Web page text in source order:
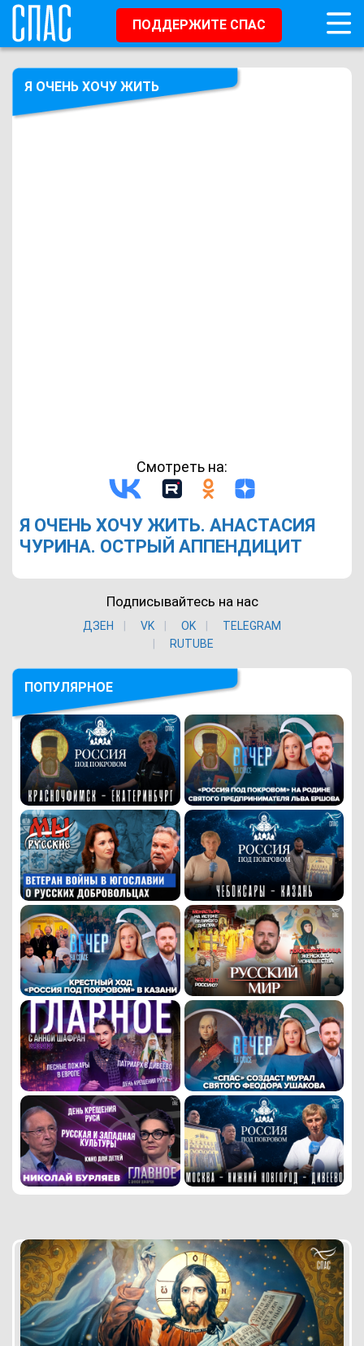
ПОДДЕРЖИТЕ СПАС
Я ОЧЕНЬ ХОЧУ ЖИТЬ
Смотреть на:
Я ОЧЕНЬ ХОЧУ ЖИТЬ. АНАСТАСИЯ
ЧУРИНА. ОСТРЫЙ АППЕНДИЦИТ
Подписывайтесь на нас
ДЗЕН VK ОK
TELEGRAM
RUTUBE
ПОПУЛЯРНОЕ